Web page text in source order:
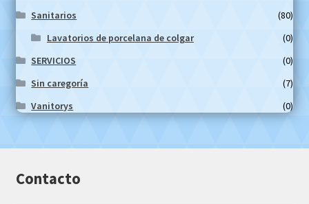
Sanitarios
(80)
Lavatorios de porcelana de colgar
(0)
SERVICIOS
(0)
Sin caregoría
(7)
Vanitorys
(0)
Contacto